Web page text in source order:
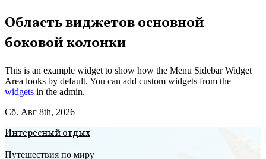
Перейти
к
содержимому
Область виджетов основной
боковой колонки
This is an example widget to show how the Menu Sidebar Widget
Area looks by default. You can add custom widgets from the
widgets in the admin.
Сб. Авг 8th, 2026
Интересный отдых
Путешествия по миру